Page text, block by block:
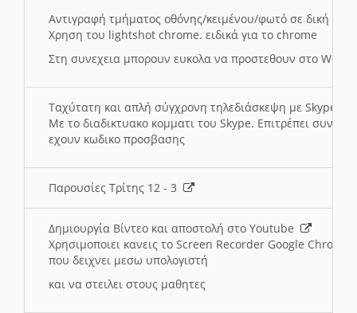
Αντιγραφή τμήματος οθόνης/κειμένου/φωτό σε δική
Χρηση του lightshot chrome. ειδικά για το chrome
Στη συνεχεια μπορουν ευκολα να προστεθουν στο Word
Ταχύτατη και απλή σύγχρονη τηλεδιάσκεψη με Skype
Με το διαδικτυακο κομματι του Skype. Επιτρέπει
εχουν κωδικο προσβασης
Παρουσίες Τρίτης 12 - 3
Δημιουργία Βίντεο και αποστολή στο Youtube
Χρησιμοποιει κανεις το Screen Recorder Google Chrome
που δειχνει μεσω υπολογιστή
και να στειλει στους μαθητες